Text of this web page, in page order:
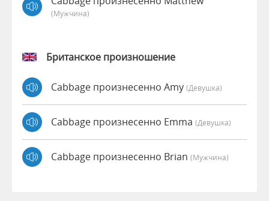
(мужчина)
Британское произношение
Cabbage произнесенно Amy (девушка)
Cabbage произнесенно Emma (девушка)
Cabbage произнесенно Brian (мужчина)